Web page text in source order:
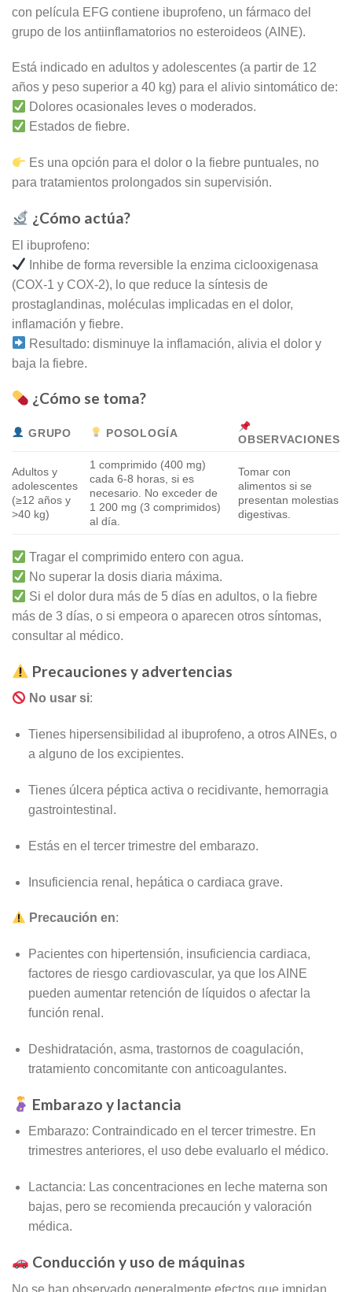
con película EFG contiene ibuprofeno, un fármaco del
grupo de los antiinflamatorios no esteroideos (AINE).
Está indicado en adultos y adolescentes (a partir de 12
años y peso superior a 40 kg) para el alivio sintomático de:
Dolores ocasionales leves o moderados.
Estados de fiebre.
Es una opción para el dolor o la fiebre puntuales, no
para tratamientos prolongados sin supervisión.
¿Cómo actúa?
El ibuprofeno:
Inhibe de forma reversible la enzima ciclooxigenasa
(COX-1 y COX-2), lo que reduce la síntesis de
prostaglandinas, moléculas implicadas en el dolor,
inflamación y fiebre.
Resultado: disminuye la inflamación, alivia el dolor y
baja la fiebre.
¿Cómo se toma?
GRUPO POSOLOGÍA OBSERVACIONES
Adultos y
adolescentes
(≥12 años y
>40 kg)
1 comprimido (400 mg)
cada 6-8 horas, si es
necesario. No exceder de
1 200 mg (3 comprimidos)
al día.
Tomar con
alimentos si se
presentan molestias
digestivas.
Tragar el comprimido entero con agua.
No superar la dosis diaria máxima.
Si el dolor dura más de 5 días en adultos, o la fiebre
más de 3 días, o si empeora o aparecen otros síntomas,
consultar al médico.
Precauciones y advertencias
No usar si:
Tienes hipersensibilidad al ibuprofeno, a otros AINEs, o
a alguno de los excipientes.
Tienes úlcera péptica activa o recidivante, hemorragia
gastrointestinal.
Estás en el tercer trimestre del embarazo.
Insuficiencia renal, hepática o cardiaca grave.
Precaución en:
Pacientes con hipertensión, insuficiencia cardiaca,
factores de riesgo cardiovascular, ya que los AINE
pueden aumentar retención de líquidos o afectar la
función renal.
Deshidratación, asma, trastornos de coagulación,
tratamiento concomitante con anticoagulantes.
Embarazo y lactancia
Embarazo: Contraindicado en el tercer trimestre. En
trimestres anteriores, el uso debe evaluarlo el médico.
Lactancia: Las concentraciones en leche materna son
bajas, pero se recomienda precaución y valoración
médica.
Conducción y uso de máquinas
No se han observado generalmente efectos que impidan